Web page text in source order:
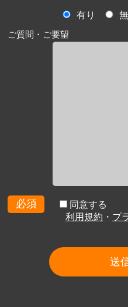
有り
ご質問・ご要望
必須
同意する
利用規約 ・ プ
送